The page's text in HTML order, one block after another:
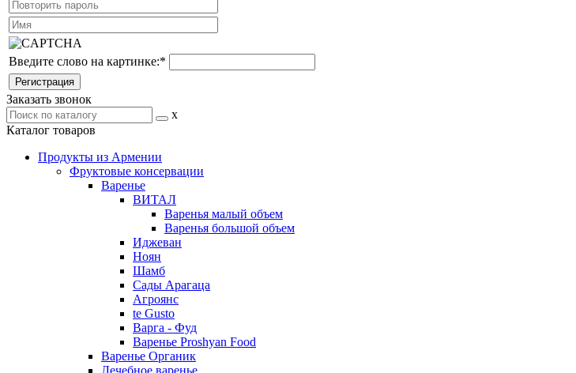
Введите слово на картинке:*
Заказать звонок
x
Каталог товаров
Продукты из Армении
Фруктовые консервации
Варенье
ВИТАЛ
Варенья малый объем
Варенья большой объем
Иджеван
Ноян
Шамб
Сады Арагаца
Агроянс
te Gusto
Варга - Фуд
Варенье Proshyan Food
Варенье Органик
Лечебное варенье